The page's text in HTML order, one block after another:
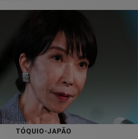
TÓQUIO-JAPÃO